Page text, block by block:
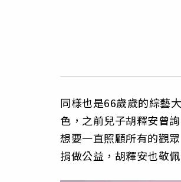
同樣也是66歲歲的綜藝
色，之前兒子胡釋安曾
想要一直照顧所有的觀
捐做公益，胡釋安也敬